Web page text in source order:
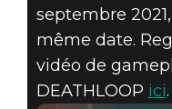
septembre
même date.
vidéo de
DEATHLOOP ici.